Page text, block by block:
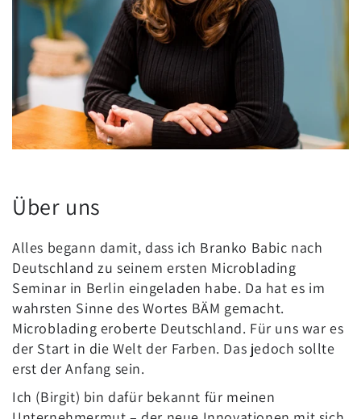
Über uns
Alles begann damit, dass ich Branko Babic nach
Deutschland zu seinem ersten Microblading
Seminar in Berlin eingeladen habe. Da hat es im
wahrsten Sinne des Wortes BÄM gemacht.
Microblading eroberte Deutschland. Für uns war es
der Start in die Welt der Farben. Das jedoch sollte
erst der Anfang sein.
Ich (Birgit) bin dafür bekannt für meinen